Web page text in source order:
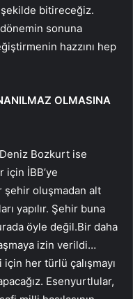
şekilde bitireceğiz.
sonuna
hazzını hep
OLMASINA
Bozkurt ise
için İBB’ye
şehir oluşmadan alt
yapılır. Şehir buna
öyle değil.Bir daha
izin verildi…
her türlü çalışmayı
Esenyurtlular,